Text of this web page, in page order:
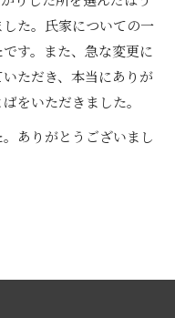
た。氏家についての一
す。また、急な変更に
ただき、本当にありが
をいただきました。
ありがとうございまし